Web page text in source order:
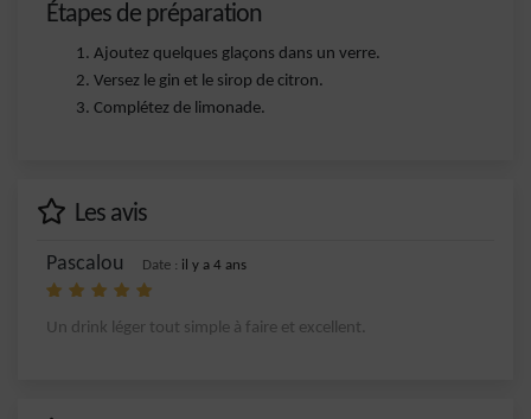
Étapes de préparation
Ajoutez quelques glaçons dans un verre.
Versez le gin et le sirop de citron.
Complétez de limonade.
Les avis
Pascalou Date : il y a 4 ans
Un drink léger tout simple à faire et excellent.